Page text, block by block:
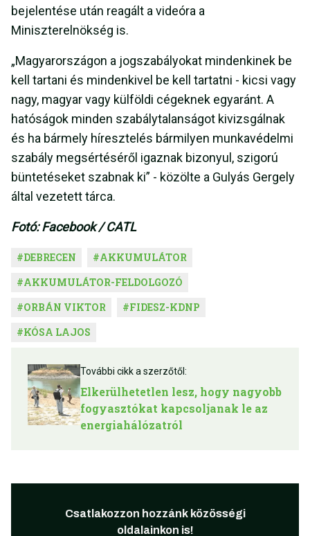
bejelentése után reagált a videóra a
Miniszterelnökség is.
„Magyarországon a jogszabályokat mindenkinek be
kell tartani és mindenkivel be kell tartatni - kicsi vagy
nagy, magyar vagy külföldi cégeknek egyaránt. A
hatóságok minden szabálytalanságot kivizsgálnak
és ha bármely híresztelés bármilyen munkavédelmi
szabály megsértéséről igaznak bizonyul, szigorú
büntetéseket szabnak ki” - közölte a Gulyás Gergely
által vezetett tárca.
Fotó: Facebook / CATL
#DEBRECEN #AKKUMULÁTOR
#AKKUMULÁTOR-FELDOLGOZÓ
#ORBÁN VIKTOR #FIDESZ-KDNP
#KÓSA LAJOS
További cikk a szerzőtől:
Elkerülhetetlen lesz, hogy nagyobb
fogyasztókat kapcsoljanak le az
energiahálózatról
Csatlakozzon hozzánk közösségi
oldalainkon is!